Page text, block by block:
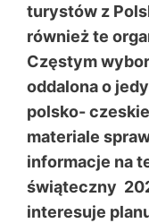
turystów z
również te
Częstym
oddalona o
polsko-
materiale
informacje na
świąteczny
interesuje